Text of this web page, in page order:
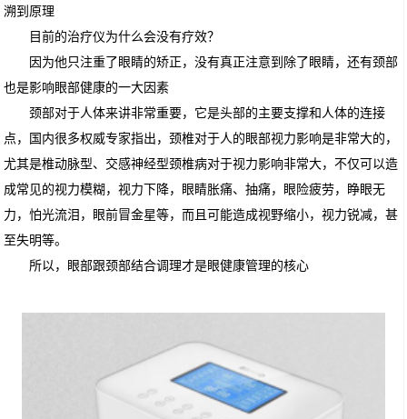
溯到原理
目前的治疗仪为什么会没有疗效？
因为他只注重了眼睛的矫正，没有真正注意到除了眼睛，还有颈部
也是影响眼部健康的一大因素
颈部对于人体来讲非常重要，它是头部的主要支撑和人体的连接
点，国内很多权威专家指出，颈椎对于人的眼部视力影响是非常大的，
尤其是椎动脉型、交感神经型颈椎病对于视力影响非常大，不仅可以造
成常见的视力模糊，视力下降，眼睛胀痛、抽痛，眼险疲劳，睁眼无
力，怕光流泪，眼前冒金星等，而且可能造成视野缩小，视力锐减，甚
至失明等。
所以，眼部跟颈部结合调理才是眼健康管理的核心